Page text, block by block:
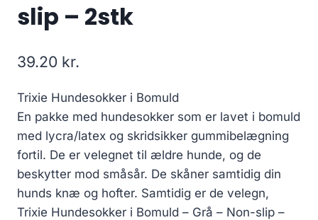
slip – 2stk
39.20 kr.
Trixie Hundesokker i Bomuld
En pakke med hundesokker som er lavet i bomuld
med lycra/latex og skridsikker gummibelægning
fortil. De er velegnet til ældre hunde, og de
beskytter mod småsår. De skåner samtidig din
hunds knæ og hofter. Samtidig er de velegn,
Trixie Hundesokker i Bomuld – Grå – Non-slip –